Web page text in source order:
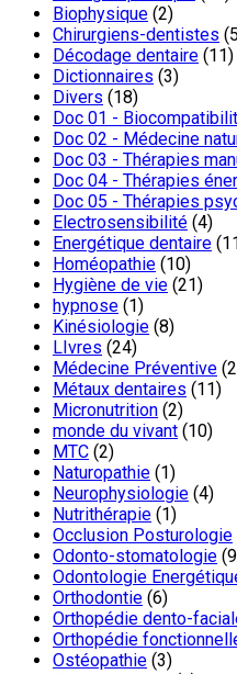
Biophysique (2)
Chirurgiens-dentistes
Décodage dentaire (11)
Dictionnaires (3)
Divers (18)
Doc 01 -
Doc 02 - Médecine
Doc 03 - Thérapies
Doc 04 - Thérapies
Doc 05 - Thérapies
Electrosensibilité (4)
Energétique dentaire
Homéopathie (10)
Hygiène de vie (21)
hypnose (1)
Kinésiologie (8)
LIvres (24)
Médecine Préventive
Métaux dentaires (11)
Micronutrition (2)
monde du vivant (10)
MTC (2)
Naturopathie (1)
Neurophysiologie (4)
Nutrithérapie (1)
Occlusion Posturologie
Odonto-stomatologie
Odontologie
Orthodontie (6)
Orthopédie dento-
Orthopédie
Ostéopathie (3)